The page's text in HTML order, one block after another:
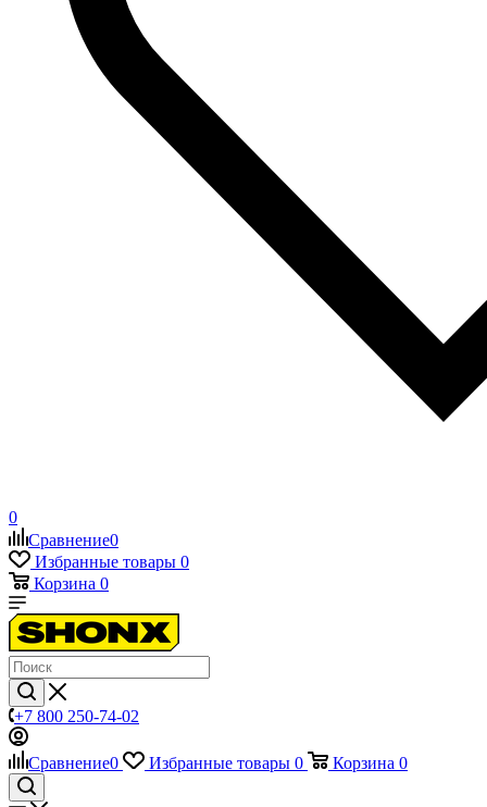
0
Сравнение0
Избранные товары 0
Корзина 0
+7 800 250-74-02
Сравнение0 Избранные товары 0 Корзина 0